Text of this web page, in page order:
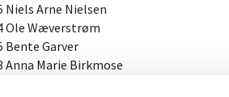
Niels Arne Nielsen
Ole Wæverstrøm
Bente Garver
Anna Marie Birkmose